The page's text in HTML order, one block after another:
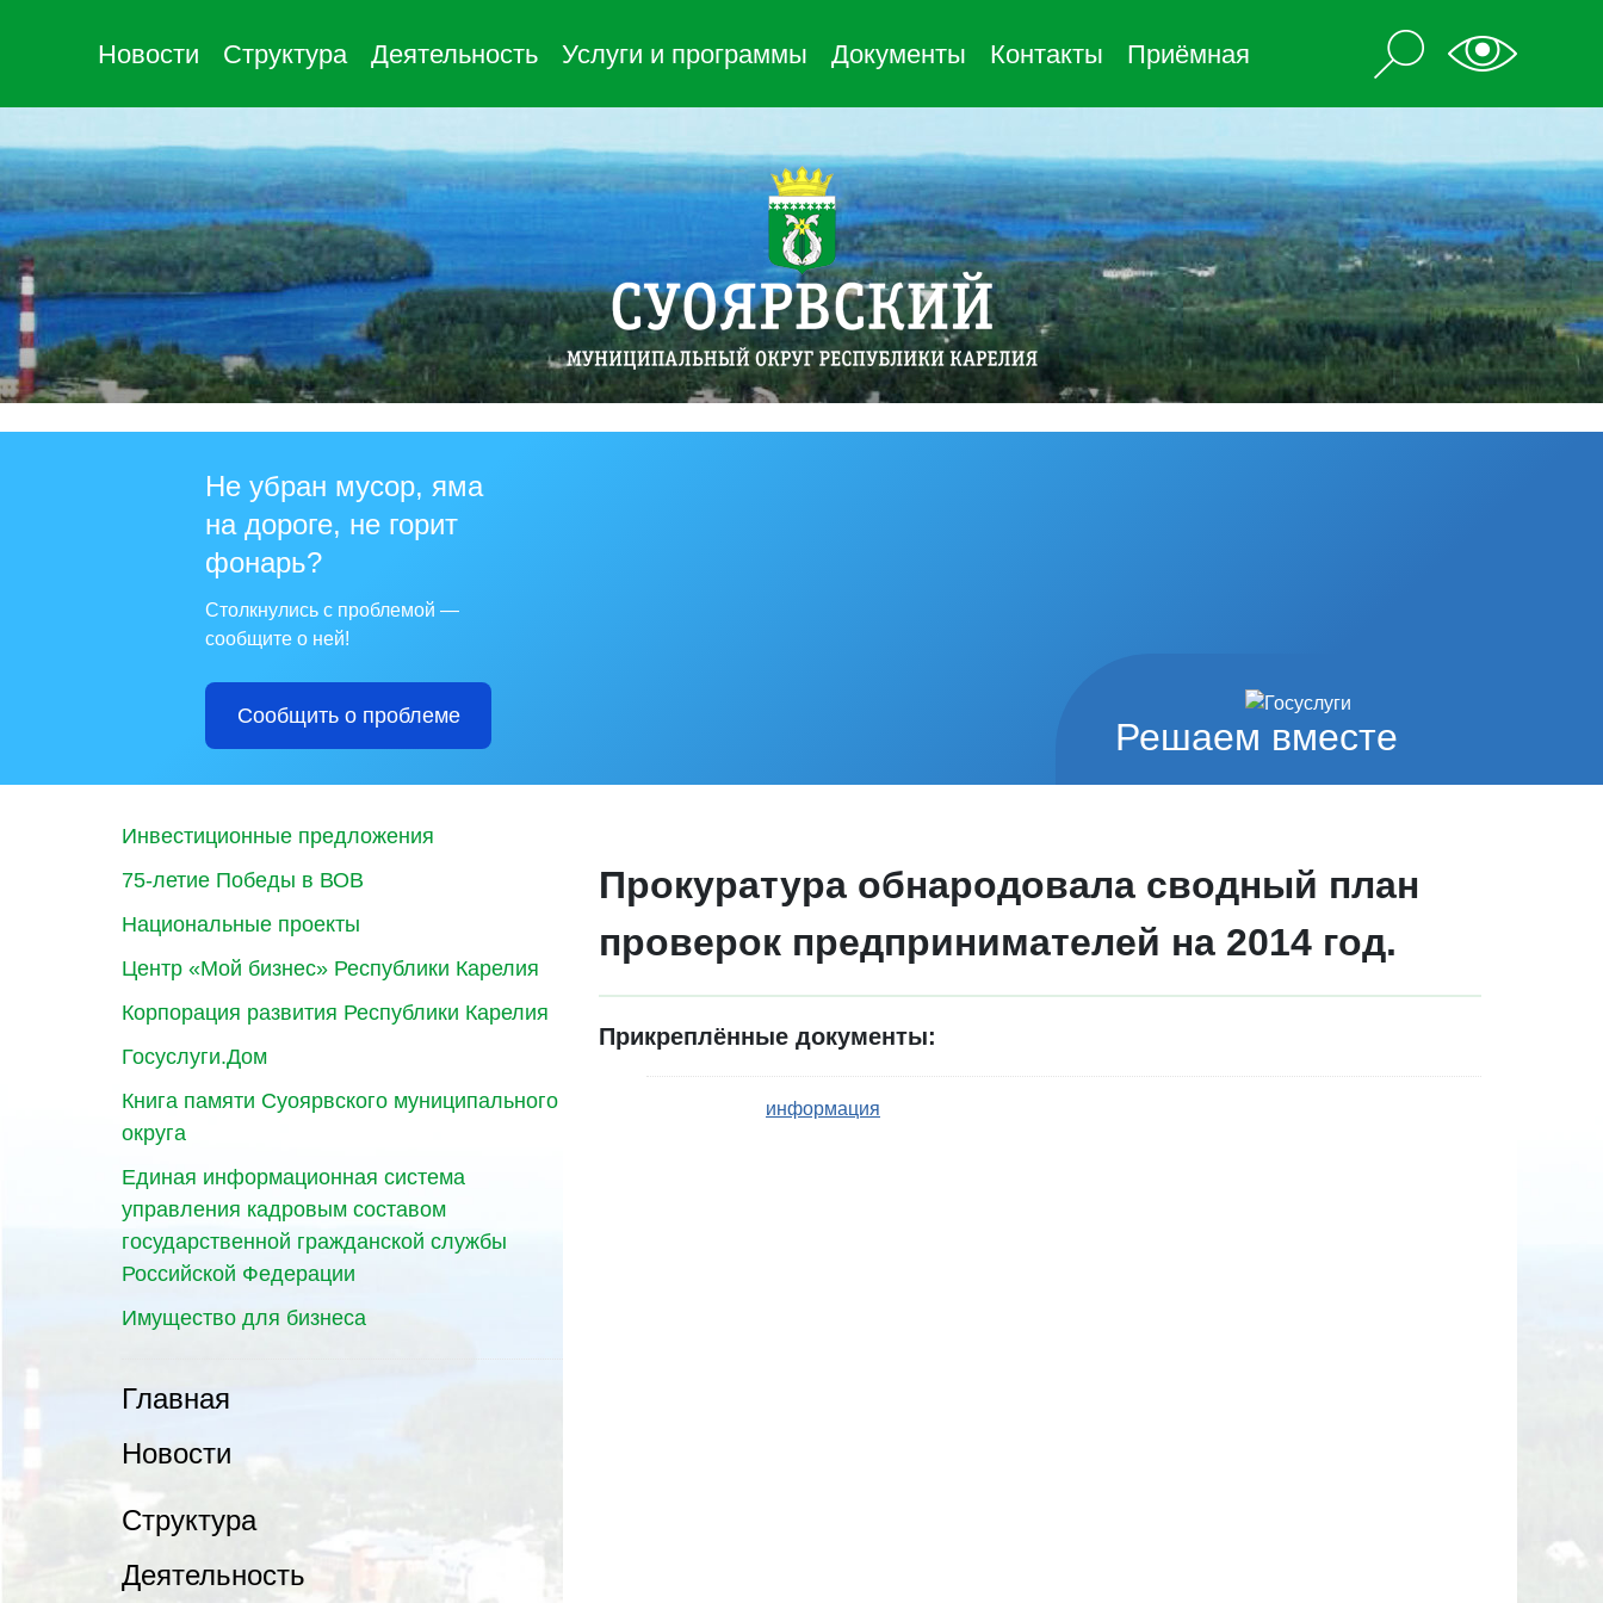
Новости Структура Деятельность Услуги и программы Документы Контакты Приёмная
Решаем вместе
Не убран мусор, яма
на дороге, не горит
фонарь?
Столкнулись с проблемой —
сообщите о ней!
Сообщить о проблеме
Инвестиционные предложения
75-летие Победы в ВОВ
Национальные проекты
Центр «Мой бизнес» Республики Карелия
Корпорация развития Республики Карелия
Госуслуги.Дом
Книга памяти Суоярвского муниципального
округа
Единая информационная система
управления кадровым составом
государственной гражданской службы
Российской Федерации
Имущество для бизнеса
Главная
Новости
Структура
Деятельность
Прокуратура обнародовала сводный план
проверок предпринимателей на 2014 год.
Прикреплённые документы:
информация